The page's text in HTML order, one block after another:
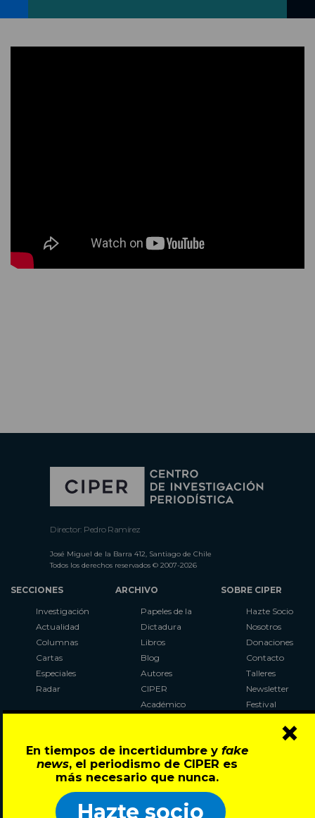
En tiempos de incertidumbre y fake
news, el periodismo de CIPER es
más necesario que nunca.
Hazte socio
×
Director: Pedro Ramírez
José Miguel de la Barra 412, Santiago de Chile
Todos los derechos reservados © 2007-2026
SECCIONES
Investigación
Actualidad
Columnas
Cartas
Especiales
Radar
ARCHIVO
Papeles de la
Dictadura
Libros
Blog
Autores
CIPER
Académico
Al Plebiscito
con CIPER
SOBRE CIPER
Hazte Socio
Nosotros
Donaciones
Contacto
Talleres
Newsletter
Festival